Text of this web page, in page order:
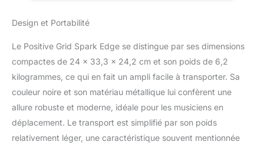
basse, votre clavier, votre
micro, etc. Profitez de
tonnes d’amplis et
d’effets, du Creative
Groove Looper, de l’IA
Spark et d’autres
fonctions grâce à l’appli
Spark fournie. Diffusez
Design et Portabilité
Le Positive Grid Spark Edge se distingue par ses dimensions
compactes de 24 x 33,3 x 24,2 cm et son poids de 6,2
kilogrammes, ce qui en fait un ampli facile à transporter. Sa
couleur noire et son matériau métallique lui confèrent une
allure robuste et moderne, idéale pour les musiciens en
déplacement. Le transport est simplifié par son poids
relativement léger, une caractéristique souvent mentionnée